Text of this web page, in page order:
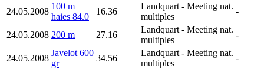
24.05.2008
100 m
haies 84.0
16.36
Landquart - Meeting nat.
multiples
-
24.05.2008 200 m 27.16
Landquart - Meeting nat.
multiples
-
24.05.2008
Javelot 600
gr
34.56
Landquart - Meeting nat.
multiples
-